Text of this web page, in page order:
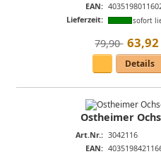
EAN:
Lieferzeit:
sofort
79,90  63,92
Details
Ostheimer
Art.Nr.: 3042116
EAN: